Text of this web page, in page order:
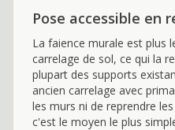
Pose accessible en
La faience murale est plus
carrelage de sol, ce qui la
plupart des supports
ancien carrelage avec
les murs ni de reprendre
c'est le moyen le plus